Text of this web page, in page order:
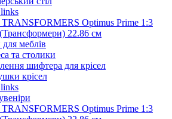
меблів
та столики
шифтера для крісел
крісел